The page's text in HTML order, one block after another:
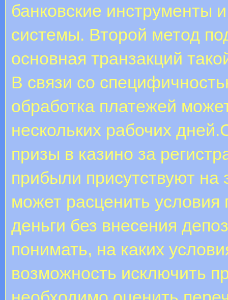
банковские инструменты
системы. Второй метод
основная транзакций
В связи со
обработка платежей
нескольких рабочих
призы в казино за
прибыли присутствуют на
может расценить условия
деньги без внесения
понимать, на каких
возможность исключить